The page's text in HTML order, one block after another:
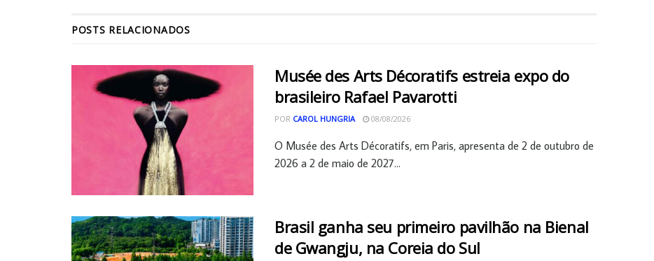
POSTS RELACIONADOS
Musée des Arts Décoratifs estreia expo do
brasileiro Rafael Pavarotti
POR CAROL HUNGRIA 08/08/2026
O Musée des Arts Décoratifs, em Paris, apresenta de 2 de outubro de
2026 a 2 de maio de 2027...
Brasil ganha seu primeiro pavilhão na Bienal
de Gwangju, na Coreia do Sul